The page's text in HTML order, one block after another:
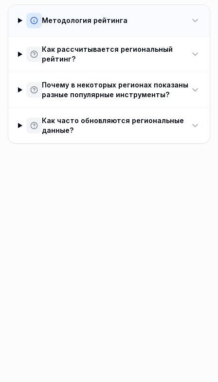
Методология рейтинга
Как рассчитывается региональный
рейтинг?
Почему в некоторых регионах показаны
разные популярные инструменты?
Как часто обновляются региональные
данные?